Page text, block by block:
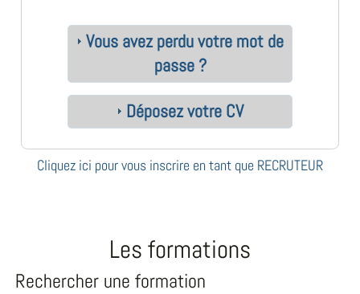
Vous avez perdu votre mot de
passe ?
Déposez votre CV
Cliquez ici pour vous inscrire en tant que RECRUTEUR
Les formations
Rechercher une formation